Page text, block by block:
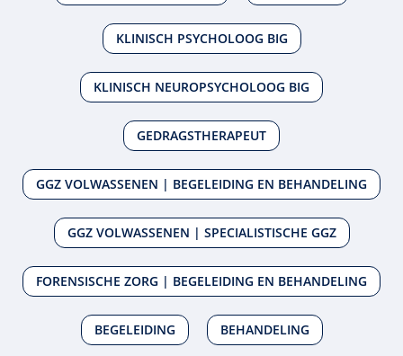
KLINISCH PSYCHOLOOG BIG
KLINISCH NEUROPSYCHOLOOG BIG
GEDRAGSTHERAPEUT
GGZ VOLWASSENEN | BEGELEIDING EN BEHANDELING
GGZ VOLWASSENEN | SPECIALISTISCHE GGZ
FORENSISCHE ZORG | BEGELEIDING EN BEHANDELING
BEGELEIDING BEHANDELING